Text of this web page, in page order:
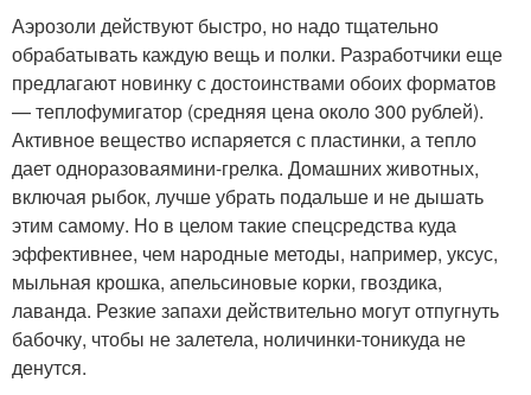
Аэрозоли действуют быстро, но надо тщательно
обрабатывать каждую вещь и полки. Разработчики еще
предлагают новинку с достоинствами обоих форматов
— теплофумигатор (средняя цена около 300 рублей).
Активное вещество испаряется с пластинки, а тепло
дает одноразоваямини-грелка. Домашних животных,
включая рыбок, лучше убрать подальше и не дышать
этим самому. Но в целом такие спецсредства куда
эффективнее, чем народные методы, например, уксус,
мыльная крошка, апельсиновые корки, гвоздика,
лаванда. Резкие запахи действительно могут отпугнуть
бабочку, чтобы не залетела, ноличинки-тоникуда не
денутся.